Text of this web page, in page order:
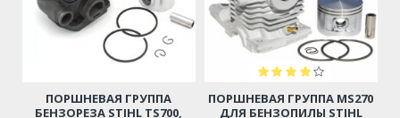
ПОРШНЕВАЯ ГРУППА
БЕНЗОРЕЗА STIHL TS700,
ПОРШНЕВАЯ ГРУППА MS270
ДЛЯ БЕНЗОПИЛЫ STIHL